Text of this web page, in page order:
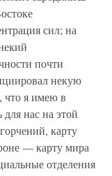
сил; на
почти
некую
я имею в
нас на этой
карту
— карту мира
отделения